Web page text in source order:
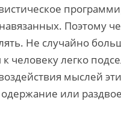
Поэтому
Не случайно
человеку легко
мыслей
одержание или